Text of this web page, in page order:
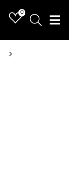
0
Sök